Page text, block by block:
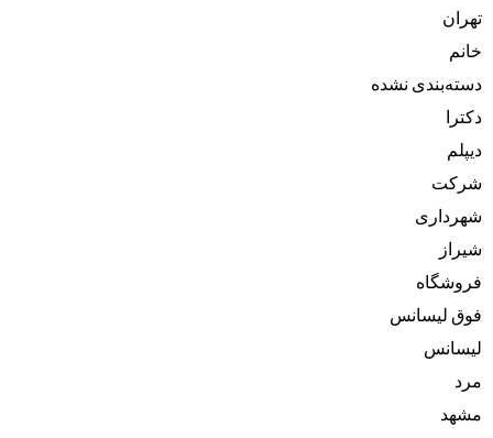
تهران
خانم
دسته‌بندی نشده
دکترا
دیپلم
شرکت
شهرداری
شیراز
فروشگاه
فوق لیسانس
لیسانس
مرد
مشهد